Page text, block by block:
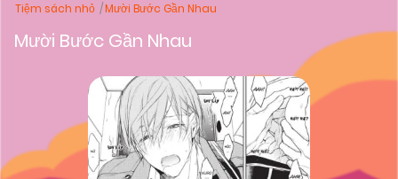
Tiệm sách nhỏ Mười Bước Gần Nhau
Mười Bước Gần Nhau